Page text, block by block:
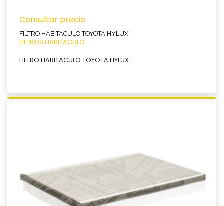
Consultar precio
FILTRO HABITACULO TOYOTA HYLUX
FILTROS HABITACULO
FILTRO HABITACULO TOYOTA HYLUX
Ver producto